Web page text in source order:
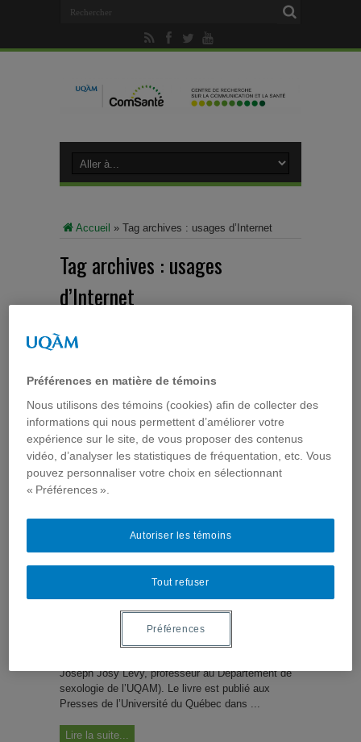
Accueil » Tag archives : usages d’Internet
Tag archives : usages
d’Internet
Internet et santé – Acteurs,
usages et appropriations
Événements,Évènements passés,Télé-santé & Internet
décembre dernier, le manuel Internet et santé –
Acteurs, usages et appropriations (sous la direction
de Christine Thoër, professeure au Département de
Joseph Josy Lévy, professeur au Département de
sexologie de l’UQAM). Le livre est publié aux
Presses de l’Université du Québec dans ...
Lire la suite...
Préférences en matière de témoins
Nous utilisons des témoins (cookies) afin de collecter des
informations qui nous permettent d’améliorer votre
expérience sur le site, de vous proposer des contenus
vidéo, d’analyser les statistiques de fréquentation, etc. Vous
pouvez personnaliser votre choix en sélectionnant
« Préférences ».
Tout refuser
Autoriser les témoins
Préférences